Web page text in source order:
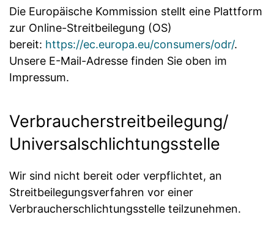
Die Europäische Kommission stellt eine Plattform
zur Online-Streitbeilegung (OS)
bereit: https://ec.europa.eu/consumers/odr/.
Unsere E-Mail-Adresse finden Sie oben im
Impressum.
Verbraucher­streit­beilegung/
Universal­schlichtungs­stelle
Wir sind nicht bereit oder verpflichtet, an
Streitbeilegungsverfahren vor einer
Verbraucherschlichtungsstelle teilzunehmen.